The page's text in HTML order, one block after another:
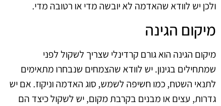
ולכן יש לוודא שהאדמה לא יובשה מדי או רטובה מדי.
מיקום הגינה
מיקום הגינה הוא גורם קרדינלי שצריך לשקול לפני
שמתחילים בגינון. יש לוודא שהצמחים שנבחרו מתאימים
לתנאי השטח, כמו חשיפה לשמש, סוג האדמה וניקוז. אם יש
גדרות, עצים או מבנים בקרבת מקום, יש לשקול כיצד הם